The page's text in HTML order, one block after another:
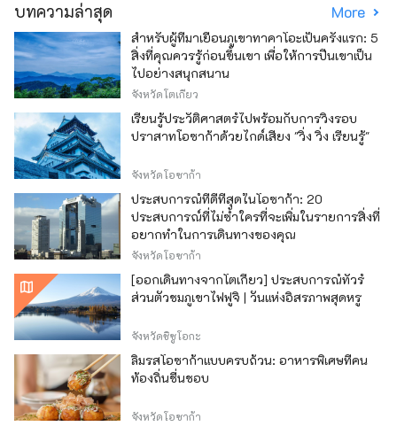
บทความล่าสุด More
สำหรับผู้ที่มาเยือนภูเขาทาคาโอะเป็นครั้งแรก: 5
สิ่งที่คุณควรรู้ก่อนขึ้นเขา เพื่อให้การปีนเขาเป็น
ไปอย่างสนุกสนาน
จังหวัดโตเกียว
เรียนรู้ประวัติศาสตร์ไปพร้อมกับการวิ่งรอบ
ปราสาทโอซาก้าด้วยไกด์เสียง "วิ่ง วิ่ง เรียนรู้"
จังหวัดโอซาก้า
ประสบการณ์ที่ดีที่สุดในโอซาก้า: 20
ประสบการณ์ที่ไม่ซ้ำใครที่จะเพิ่มในรายการสิ่งที่
อยากทำในการเดินทางของคุณ
จังหวัดโอซาก้า
[ออกเดินทางจากโตเกียว] ประสบการณ์ทัวร์
ส่วนตัวชมภูเขาไฟฟูจิ | วันแห่งอิสรภาพสุดหรู
จังหวัดชิซูโอกะ
ลิ้มรสโอซาก้าแบบครบถ้วน: อาหารพิเศษที่คน
ท้องถิ่นชื่นชอบ
จังหวัดโอซาก้า